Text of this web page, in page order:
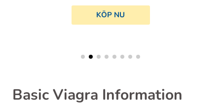
KÖP NU
Basic Viagra Information